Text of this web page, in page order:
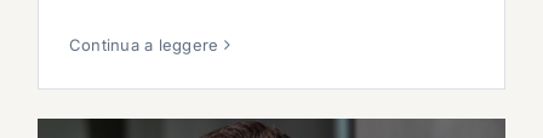
Continua a leggere